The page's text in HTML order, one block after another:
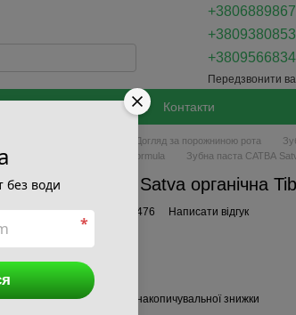
Передзвонити
Співпраця
Контакти
Догляд за порожниною рота
гелі, порошки Tibetan Formula
Зубна паста САТВА
паста САТВА Satva органічна
Артикул: 1004681476 Написати відгук
грн
Ввійтидля відображення накопичувальної знижки
без води
*